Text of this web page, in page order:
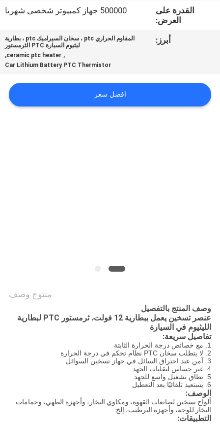
اقتباس
القدرة على
العرض:
500000 جهاز كمبيوتر شخصى شهريا
أبرز:
المقاوم الحراري ptc ، سخان السيراميك ptc ، بطارية
ليثيوم السيارة PTC الثرمستور
,
ceramic ptc heater
,
Car Lithium Battery PTC Thermistor
افضل سعر
منتوج وصف
وصف المنتج بالتفصيل
عنصر تسخين يعمل ببطارية 12 فولت، ثرمستور PTC لبطارية
الليثيوم في السيارة
تفاصيل سريعة:
1. مع خصائص درجة الحرارة الثابتة
2. لا يتطلب سخان PTC نظام تحكم في درجة الحرارة
3. آمن عند احتراق السائل في جهاز تسخين السوائل
4. غير حساس لتقلبات الجهد
5. نطاق تشغيل واسع للجهد
6. يستعيد تلقائيًا بعد التعطيل
الوصف:
ألواح تسخين لصانعات القهوة، ومكاوي البخار، وأجهزة الطهي، وحمامات
البخار للوجه، وأجهزة الترطيب، إلخ.
التطبيقات: